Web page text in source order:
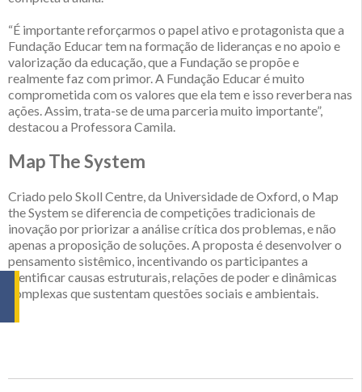
“É importante reforçarmos o papel ativo e protagonista que a
Fundação Educar tem na formação de lideranças e no apoio e
valorização da educação, que a Fundação se propõe e
realmente faz com primor. A Fundação Educar é muito
comprometida com os valores que ela tem e isso reverbera nas
ações. Assim, trata-se de uma parceria muito importante”,
destacou a Professora Camila.
Map The System
Criado pelo Skoll Centre, da Universidade de Oxford, o Map
the System se diferencia de competições tradicionais de
inovação por priorizar a análise crítica dos problemas, e não
apenas a proposição de soluções. A proposta é desenvolver o
pensamento sistêmico, incentivando os participantes a
identificar causas estruturais, relações de poder e dinâmicas
complexas que sustentam questões sociais e ambientais.